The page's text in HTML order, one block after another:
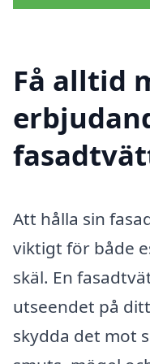
Få alltid
Att hålla sin
viktigt för både
skäl. En
utseendet på
skydda det mot